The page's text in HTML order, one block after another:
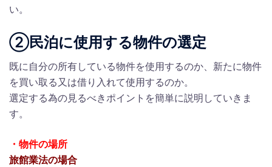
い。
②民泊に使用する物件の選定
既に自分の所有している物件を使用するのか、新たに物件
を買い取る又は借り入れて使用するのか。
選定する為の見るべきポイントを簡単に説明していきま
す。
・物件の場所
旅館業法の場合